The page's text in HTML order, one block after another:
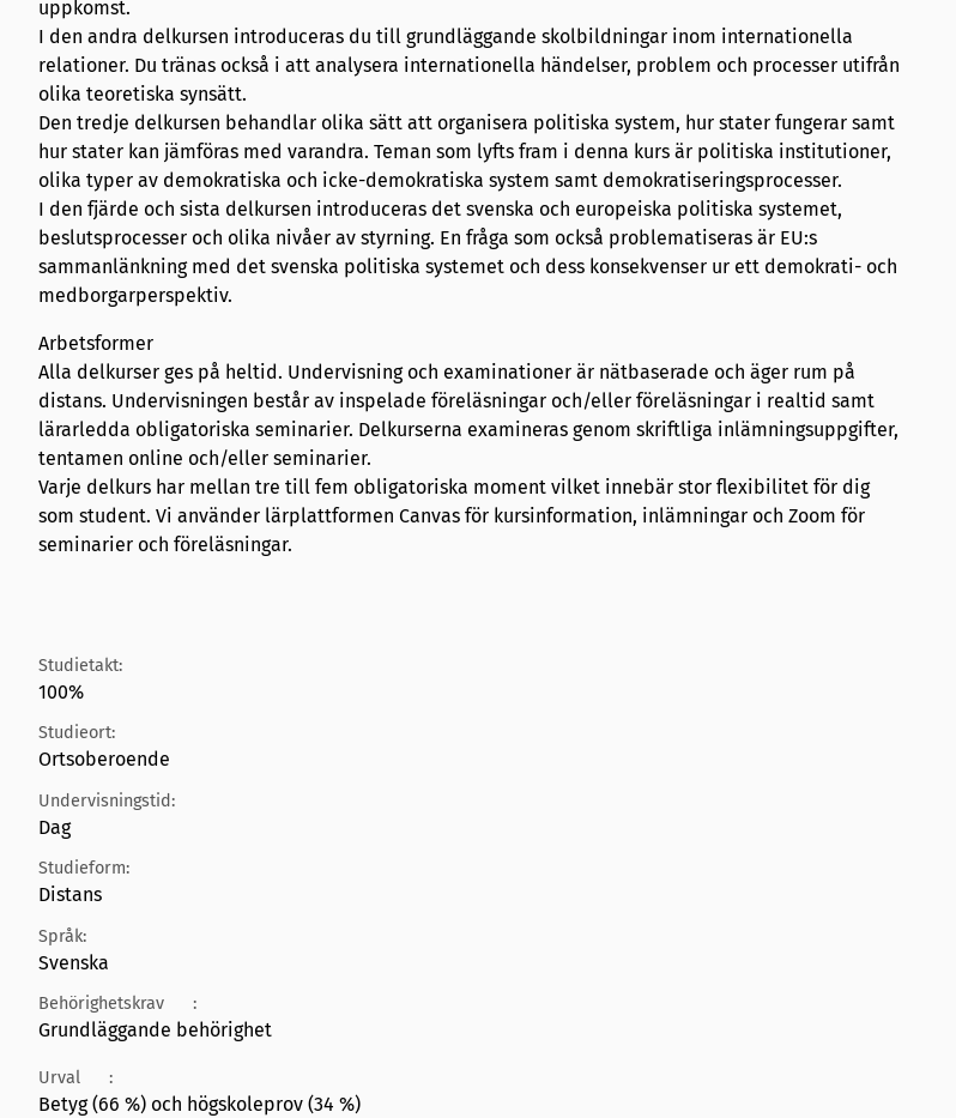
uppkomst.
I den andra delkursen introduceras du till grundläggande skolbildningar inom internationella
relationer. Du tränas också i att analysera internationella händelser, problem och processer utifrån
olika teoretiska synsätt.
Den tredje delkursen behandlar olika sätt att organisera politiska system, hur stater fungerar samt
hur stater kan jämföras med varandra. Teman som lyfts fram i denna kurs är politiska institutioner,
olika typer av demokratiska och icke-demokratiska system samt demokratiseringsprocesser.
I den fjärde och sista delkursen introduceras det svenska och europeiska politiska systemet,
beslutsprocesser och olika nivåer av styrning. En fråga som också problematiseras är EU:s
sammanlänkning med det svenska politiska systemet och dess konsekvenser ur ett demokrati- och
medborgarperspektiv.
Arbetsformer
Alla delkurser ges på heltid. Undervisning och examinationer är nätbaserade och äger rum på
distans. Undervisningen består av inspelade föreläsningar och/eller föreläsningar i realtid samt
lärarledda obligatoriska seminarier. Delkurserna examineras genom skriftliga inlämningsuppgifter,
tentamen online och/eller seminarier.
Varje delkurs har mellan tre till fem obligatoriska moment vilket innebär stor flexibilitet för dig
som student. Vi använder lärplattformen Canvas för kursinformation, inlämningar och Zoom för
seminarier och föreläsningar.
Studietakt:
100%
Studieort:
Ortsoberoende
Undervisningstid:
Dag
Studieform:
Distans
Språk:
Svenska
Behörighetskrav :
Grundläggande behörighet
Urval :
Betyg (66 %) och högskoleprov (34 %)